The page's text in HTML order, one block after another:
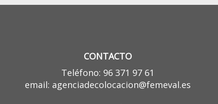
CONTACTO
Teléfono: 96 371 97 61
email: agenciadecolocacion@femeval.es